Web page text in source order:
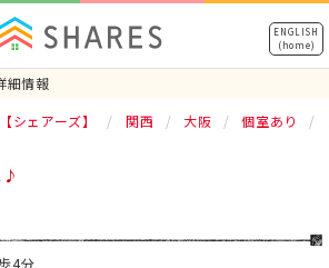
ENGLISH
(home)
細情報
シェアーズ】 関西 大阪 個室あり
♪
4分